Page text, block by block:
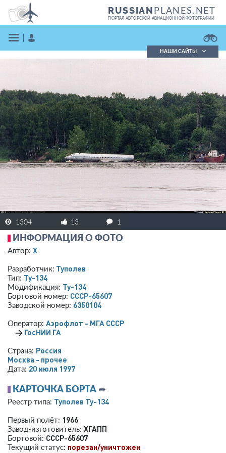
RUSSIANPLANES.NET
ПОРТАЛ АВТОРСКОЙ АВИАЦИОННОЙ ФОТОГРАФИИ
ВОЙТИ
ЗАРЕГИСТРИРОВАТЬСЯ
НАШИ САЙТЫ
1304 13 1
ИНФОРМАЦИЯ О ФОТО
Автор: X
Разработчик: Туполев
Тип: Ту-134
Модификация: Ту-134
Бортовой номер: СССР-65607
Заводской номер: 6350104
Оператор: Аэрофлот - МГА СССР
→ ГосНИИ ГА
Страна: Россия
Москва - прочее
Дата: 20 июля 1997
КАРТОЧКА БОРТА ➦
Реестр типа: Туполев Ту-134
Первый полёт: 1966
Завод-изготовитель: ХГАПП
Бортовой: СССР-65607
Текущий статус: порезан/уничтожен